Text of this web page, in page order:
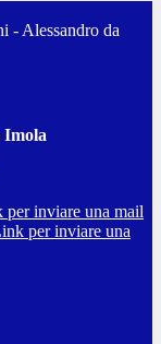
- Alessandro da
Imola
per inviare una mail
per inviare una